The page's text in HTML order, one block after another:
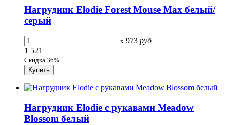
Нагрудник Elodie Forest Mouse Max белый/
серый
x 973 руб
1 521
Скидка 36%
Нагрудник Elodie с рукавами Meadow
Blossom белый